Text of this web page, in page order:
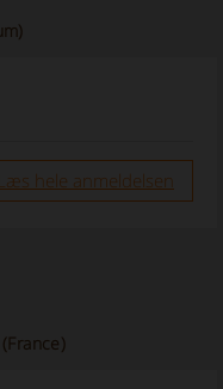
Læs hele anmeldelsen
(France)